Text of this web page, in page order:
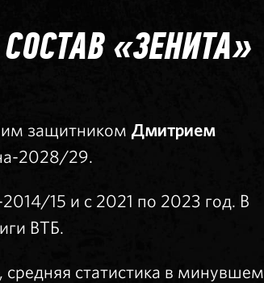
«ЗЕНИТА»
защитником Дмитрием
2028/29.
15 и с 2021 по 2023 год. В
ВТБ.
статистика в минувшем